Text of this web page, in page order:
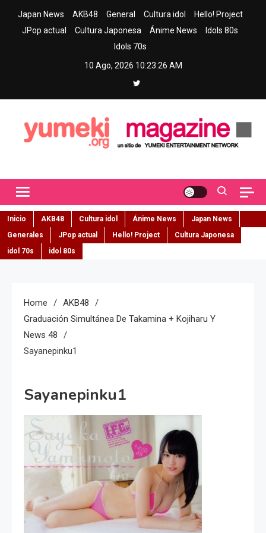
Japan News AKB48 General Cultura idol
Hello! Project
JPop actual
Cultura Japonesa Ánime News
Idols 80s
Idols 70s
10 Ago, 2026 10:23:27 AM
Inicio AKB48 Cultura idol Ánime News
Japan News
Generales
JPop actual Hello! Project
Cultura Japonesa
idol 70s
idol 80s
Home
AKB48
Graduación Simultánea De Takamina + Kojiharu Y
News 48
Sayanepinku1
Sayanepinku1